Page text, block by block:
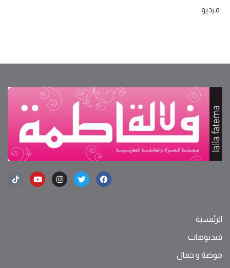
فيديو
الرئيسية
فيديوهات
موضة ‫و‬ ‫‬‫جمال‬